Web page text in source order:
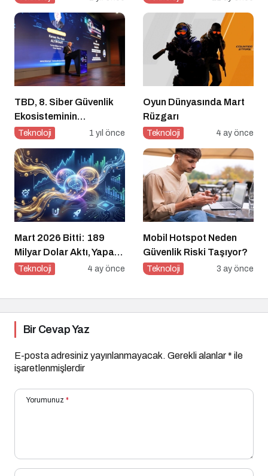
TBD, 8. Siber Güvenlik
Ekosisteminin
Geliştirilmesi Zirvesi’ni
Teknoloji 1 yıl önce
Oyun Dünyasında Mart
Rüzgarı
Teknoloji 4 ay önce
Mart 2026 Bitti: 189
Milyar Dolar Aktı, Yapay
Zeka Bilgisayarı
Teknoloji 4 ay önce
Mobil Hotspot Neden
Güvenlik Riski Taşıyor?
Teknoloji 3 ay önce
Bir Cevap Yaz
E-posta adresiniz yayınlanmayacak. Gerekli alanlar* ile
işaretlenmişlerdir
Yorumunuz *